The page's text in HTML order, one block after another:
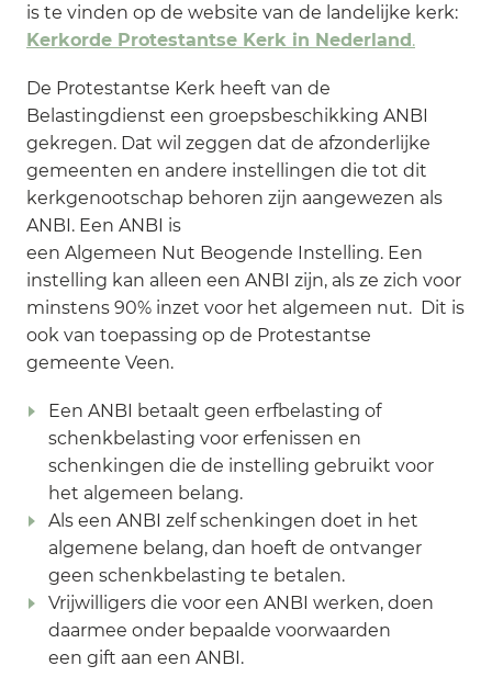
is te vinden op de website van de landelijke kerk:
Kerkorde Protestantse Kerk in Nederland.
De Protestantse Kerk heeft van de
Belastingdienst een groepsbeschikking ANBI
gekregen. Dat wil zeggen dat de afzonderlijke
gemeenten en andere instellingen die tot dit
kerkgenootschap behoren zijn aangewezen als
ANBI. Een ANBI is
een Algemeen Nut Beogende Instelling. Een
instelling kan alleen een ANBI zijn, als ze zich voor
minstens 90% inzet voor het algemeen nut. Dit is
ook van toepassing op de Protestantse
gemeente Veen.
Een ANBI betaalt geen erfbelasting of
schenkbelasting voor erfenissen en
schenkingen die de instelling gebruikt voor
het algemeen belang.
Als een ANBI zelf schenkingen doet in het
algemene belang, dan hoeft de ontvanger
geen schenkbelasting te betalen.
Vrijwilligers die voor een ANBI werken, doen
daarmee onder bepaalde voorwaarden
een gift aan een ANBI.